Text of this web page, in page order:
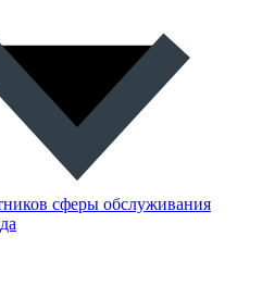
сферы обслуживания